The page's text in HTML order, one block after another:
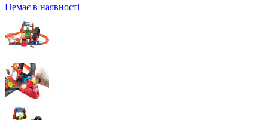
Немає в наявності